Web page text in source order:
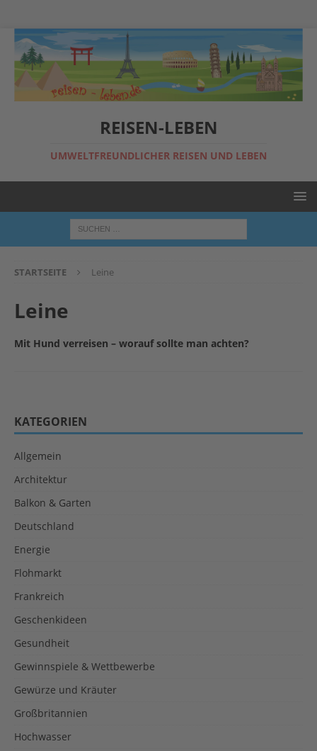
REISEN-LEBEN
UMWELTFREUNDLICHER REISEN UND LEBEN
STARTSEITE Leine
Leine
Mit Hund verreisen – worauf sollte man achten?
KATEGORIEN
Allgemein
Architektur
Balkon & Garten
Deutschland
Energie
Flohmarkt
Frankreich
Geschenkideen
Gesundheit
Gewinnspiele & Wettbewerbe
Gewürze und Kräuter
Großbritannien
Hochwasser